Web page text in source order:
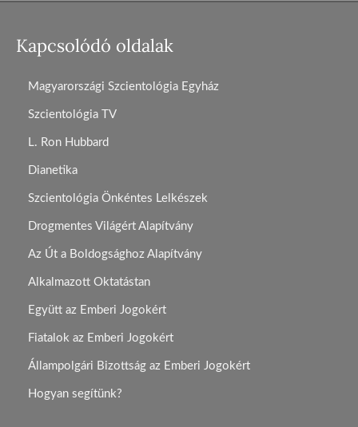
Kapcsolódó oldalak
Magyarországi Szcientológia Egyház
Szcientológia TV
L. Ron Hubbard
Dianetika
Szcientológia Önkéntes Lelkészek
Drogmentes Világért Alapítvány
Az Út a Boldogsághoz Alapítvány
Alkalmazott Oktatástan
Együtt az Emberi Jogokért
Fiatalok az Emberi Jogokért
Állampolgári Bizottság az Emberi Jogokért
Hogyan segítünk?